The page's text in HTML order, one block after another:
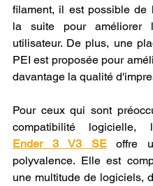
filament, il est possible de
la suite pour améliorer
utilisateur. De plus, une
PEI est proposée pour
davantage la qualité
Pour ceux qui sont
compatibilité
Ender 3 V3 SE offre
polyvalence. Elle est
une multitude de logiciels,